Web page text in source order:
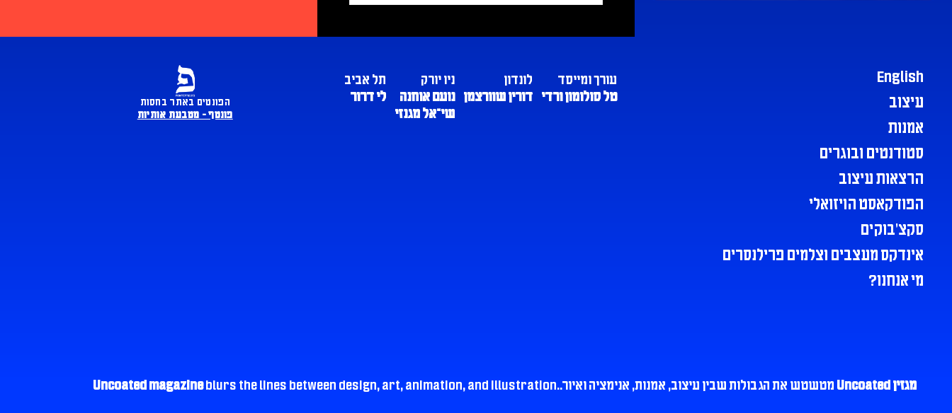
English
עיצוב
אמנות
סטודנטים ובוגרים
הרצאות עיצוב
הפודקאסט הויזואלי
סקצ׳בוקים
אינדקס מעצבים וצלמים פרילנסרים
מי אנחנו?
עורך ומייסד
טל סולומון ורדי
לונדון
דורין שוורצמן
ניו יורק
נועם אוחנה
שי־אל מגנזי
תל אביב
לי דרור
הפונטים באתר בחסות
פונטף – מטבעת אותיות
מגזין Uncoated מטשטש את הגבולות שבין עיצוב, אמנות, אנימציה ואיור. Uncoated magazineblurs the lines between design, art, animation, and illustration.